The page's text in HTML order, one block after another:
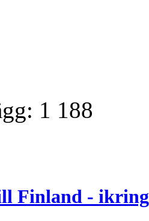
1 188
Finland - ikring